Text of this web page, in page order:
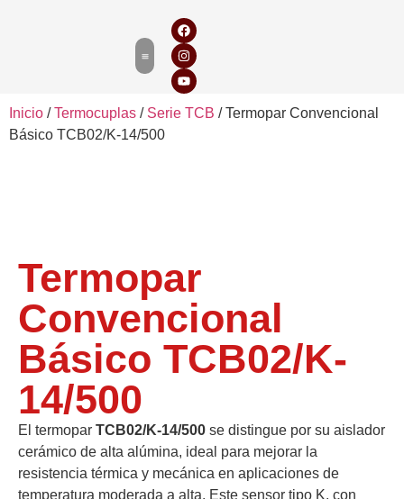
Inicio /Termocuplas / Serie TCB / Termopar Convencional
Básico TCB02/K-14/500
Termopar
Convencional
Básico TCB02/K-
14/500
El termopar TCB02/K-14/500 se distingue por su aislador
cerámico de alta alúmina, ideal para mejorar la
resistencia térmica y mecánica en aplicaciones de
temperatura moderada a alta. Este sensor tipo K, con